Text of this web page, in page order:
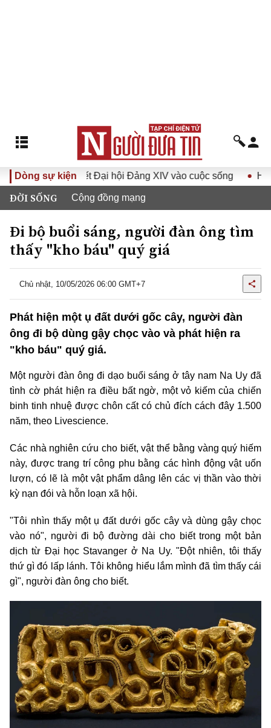
Dòng sự kiện
Nghị quyết Đại hội Đảng XIV vào cuộc sống Hướng
ĐỜI SỐNG Cộng đồng mạng
Đi bộ buổi sáng, người đàn ông tìm
thấy "kho báu" quý giá
Chủ nhật, 10/05/2026 06:00 GMT+7
Phát hiện một ụ đất dưới gốc cây, người đàn
ông đi bộ dùng gậy chọc vào và phát hiện ra
"kho báu" quý giá.
Một người đàn ông đi dạo buổi sáng ở tây nam Na Uy đã
tình cờ phát hiện ra điều bất ngờ, một vỏ kiếm của chiến
binh tinh nhuệ được chôn cất có chủ đích cách đây 1.500
năm, theo Livescience.
Các nhà nghiên cứu cho biết, vật thể bằng vàng quý hiếm
này, được trang trí công phu bằng các hình động vật uốn
lượn, có lẽ là một vật phẩm dâng lên các vị thần vào thời
kỳ nạn đói và hỗn loạn xã hội.
"Tôi nhìn thấy một ụ đất dưới gốc cây và dùng gậy chọc
vào nó", người đi bộ đường dài cho biết trong một bản
dịch từ Đại học Stavanger ở Na Uy. "Đột nhiên, tôi thấy
thứ gì đó lấp lánh. Tôi không hiểu lắm mình đã tìm thấy cái
gì", người đàn ông cho biết.